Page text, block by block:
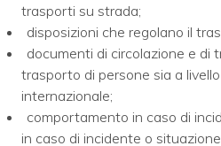
trasporti su strada;
disposizioni che regolano il
documenti di circolazione e di
trasporto di persone sia a
internazionale;
comportamento in caso di
in caso di incidente o